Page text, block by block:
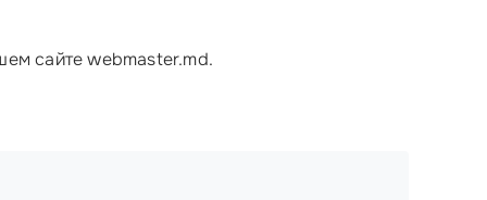
сайте webmaster.md.